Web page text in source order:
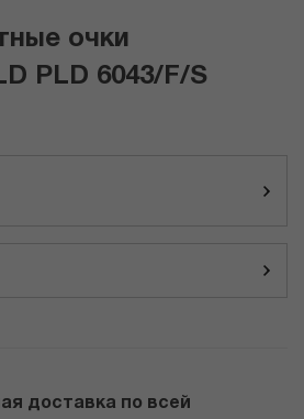
очки
PLD 6043/F/S
доставка по всей